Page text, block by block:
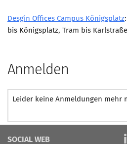
Desgin Offices Campus Königsplatz
bis Königsplatz, Tram bis Karlstraße
Anmelden
Leider keine Anmeldungen mehr
SOCIAL WEB